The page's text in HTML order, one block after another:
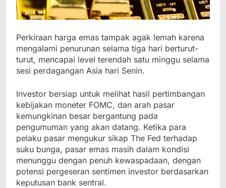
Perkiraan harga emas tampak agak lemah karena
mengalami penurunan selama tiga hari berturut-
turut, mencapai level terendah satu minggu selama
sesi perdagangan Asia hari Senin.
Investor bersiap untuk melihat hasil pertimbangan
kebijakan moneter FOMC, dan arah pasar
kemungkinan besar bergantung pada
pengumuman yang akan datang. Ketika para
pelaku pasar mengukur sikap The Fed terhadap
suku bunga, pasar emas masih dalam kondisi
menunggu dengan penuh kewaspadaan, dengan
potensi pergeseran sentimen investor berdasarkan
keputusan bank sentral.